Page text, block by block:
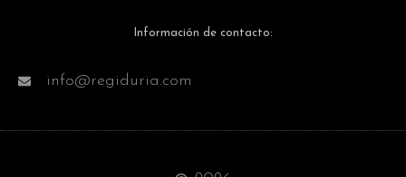
Información de contacto:
info@regiduria.com